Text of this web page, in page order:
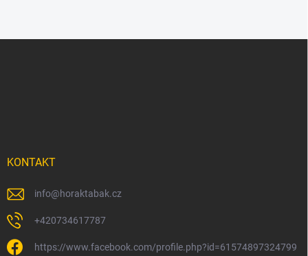
KONTAKT
info@horaktabak.cz
+420734617787
https://www.facebook.com/profile.php?id=61574897324799